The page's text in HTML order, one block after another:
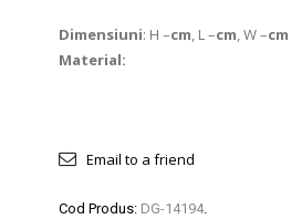
Dimensiuni: H –cm, L –cm, W –cm
Material:
Email to a friend
Cod Produs: DG-14194.